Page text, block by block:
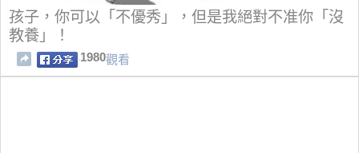
孩子，你可以「不優秀」，但是我絕對不准你「沒
教養」！
1980觀看